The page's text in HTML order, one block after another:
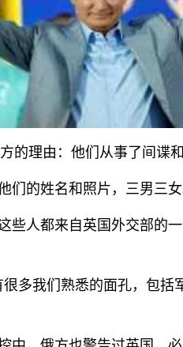
的理由：他们从事了间谍和
们的姓名和照片，三男三女
些人都来自英国外交部的
多我们熟悉的面孔，包括